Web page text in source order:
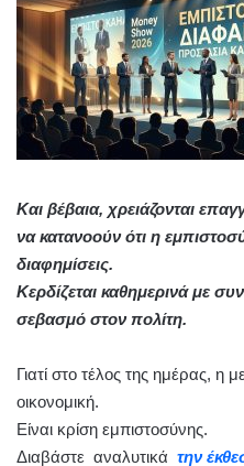
Και βέβαια, χρειάζονται
να κατανοούν ότι η
διαφημίσεις.
Κερδίζεται καθημερινά με
σεβασμό στον πολίτη.
Γιατί στο τέλος της ημέρας, η
οικονομική.
Είναι κρίση εμπιστοσύνης.
Διαβάστε αναλυτικά την